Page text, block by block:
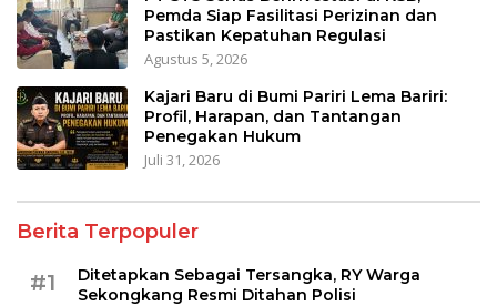
Pemda Siap Fasilitasi Perizinan dan
Pastikan Kepatuhan Regulasi
Agustus 5, 2026
Kajari Baru di Bumi Pariri Lema Bariri:
Profil, Harapan, dan Tantangan
Penegakan Hukum
Juli 31, 2026
Berita Terpopuler
#1
Ditetapkan Sebagai Tersangka, RY Warga
Sekongkang Resmi Ditahan Polisi